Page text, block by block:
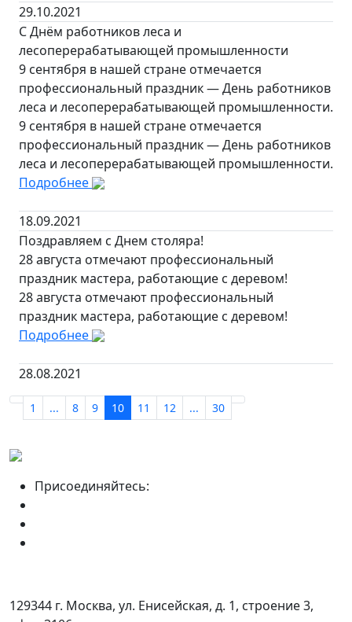
29.10.2021
С Днём работников леса и
лесоперерабатывающей промышленности
9 сентября в нашей стране отмечается
профессиональный праздник — День работников
леса и лесоперерабатывающей промышленности.
9 сентября в нашей стране отмечается
профессиональный праздник — День работников
леса и лесоперерабатывающей промышленности.
Подробнее
18.09.2021
Поздравляем с Днем столяра!
28 августа отмечают профессиональный
праздник мастера, работающие с деревом!
28 августа отмечают профессиональный
праздник мастера, работающие с деревом!
Подробнее
28.08.2021
1 ... 8 9 10 11 12 ... 30
Присоединяйтесь:
129344 г. Москва, ул. Енисейская, д. 1, строение 3,